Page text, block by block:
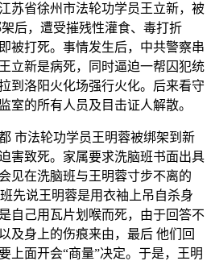
苏省徐州市法轮功学员王立新，被
后，遭受摧残性灌食、毒打折
被打死。事情发生后，中共警察串
立新是病死，同时逼迫一帮囚犯统
到洛阳火化场强行火化。后来看守
室的所有人员及目击证人解散。
市法轮功学员王明蓉被绑架到新
害致死。家属要求洗脑班书面出具
见在洗脑班与王明蓉寸步不离的
先说王明蓉是用衣袖上吊自杀身
自己用瓦片划喉而死，由于回答不
及身上的伤痕来由，最后 他们回
上面开会“商量”决定。于是，王明